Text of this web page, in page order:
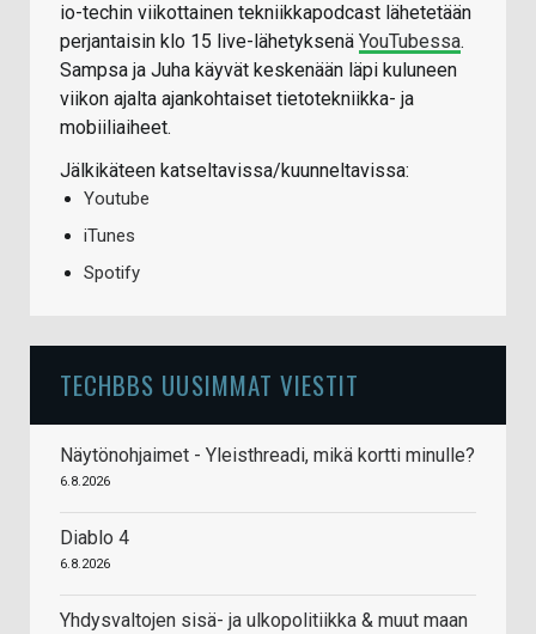
io-techin viikottainen tekniikkapodcast lähetetään
perjantaisin klo 15 live-lähetyksenä YouTubessa.
Sampsa ja Juha käyvät keskenään läpi kuluneen
viikon ajalta ajankohtaiset tietotekniikka- ja
mobiiliaiheet.
Jälkikäteen katseltavissa/kuunneltavissa:
Youtube
iTunes
Spotify
TECHBBS UUSIMMAT VIESTIT
Näytönohjaimet - Yleisthreadi, mikä kortti minulle?
6.8.2026
Diablo 4
6.8.2026
Yhdysvaltojen sisä- ja ulkopolitiikka & muut maan